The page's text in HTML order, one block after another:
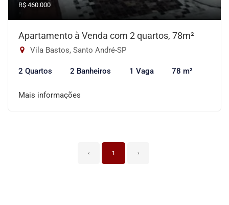
R$ 460.000
Apartamento à Venda com 2 quartos, 78m²
Vila Bastos, Santo André-SP
2 Quartos 2 Banheiros 1 Vaga 78 m²
Mais informações
‹ 1 ›